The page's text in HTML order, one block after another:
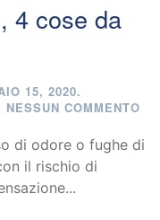
4 cose da
15, 2020.
NESSUN COMMENTO
O
di odore o fughe di
il rischio di